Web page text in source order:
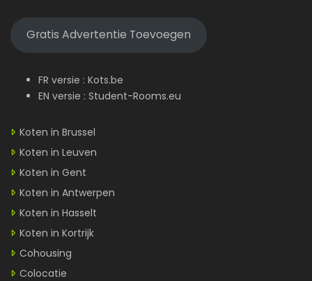
Gratis Advertentie Toevoegen
FR versie : Kots.be
EN versie : Student-Rooms.eu
Koten in Brussel
Koten in Leuven
Koten in Gent
Koten in Antwerpen
Koten in Hasselt
Koten in Kortrijk
Cohousing
Colocatie